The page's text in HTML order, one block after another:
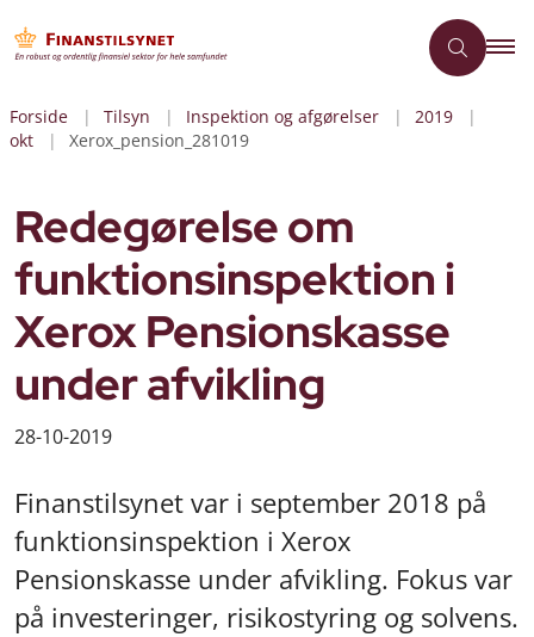
Forside Tilsyn Inspektion og afgørelser
2019
okt
Xerox_pension_281019
Redegørelse om
funktionsinspektion i
Xerox Pensionskasse
under afvikling
28-10-2019
Finanstilsynet var i september 2018 på
funktionsinspektion i Xerox
Pensionskasse under afvikling. Fokus var
på investeringer, risikostyring og solvens.